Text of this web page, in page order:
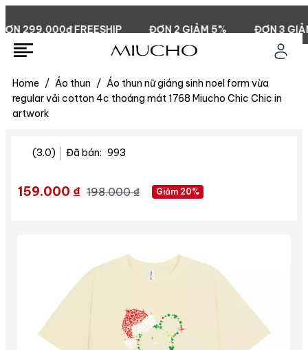
299.000đ FREESHIP ĐƠN 2 GIẢM 5% ĐƠN 3 GIẢM
Home / Áo thun / Áo thun nữ giáng sinh noel form vừa
regular vải cotton 4c thoáng mát 1768 Miucho Chic Chic in
artwork
159.000 ₫ 198.000 ₫
Đã bán: 993
Giảm 20%
(3.0)